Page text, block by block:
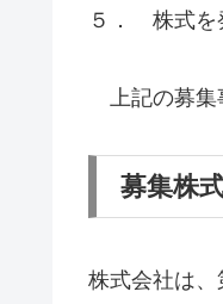
５． 株式を
上記の募集
募集株
株式会社は